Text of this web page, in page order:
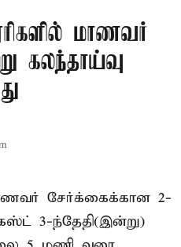
மாணவர்
கலந்தாய்வு
சேர்க்கைக்கான 2-
3-ந்தேதி(இன்று)